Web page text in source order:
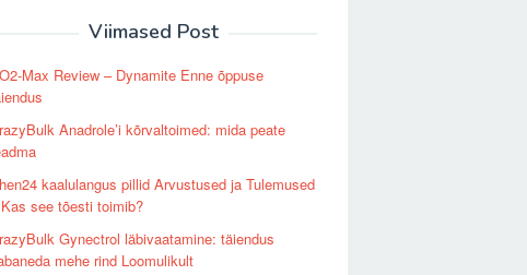
Viimased Post
Max Review – Dynamite Enne õppuse
Anadrole’i ​​kõrvaltoimed: mida peate
kaalulangus pillid Arvustused ja Tulemused
see tõesti toimib?
Gynectrol läbivaatamine: täiendus
mehe rind Loomulikult